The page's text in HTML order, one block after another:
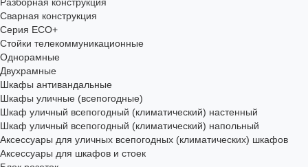
Разборная конструкция
Сварная конструкция
Серия ECO+
Стойки телекоммуникационные
Однорамные
Двухрамные
Шкафы антивандальные
Шкафы уличные (всепогодные)
Шкаф уличный всепогодный (климатический) настенный
Шкаф уличный всепогодный (климатический) напольный
Аксессуары для уличных всепогодных (климатических) шкафов
Аксессуары для шкафов и стоек